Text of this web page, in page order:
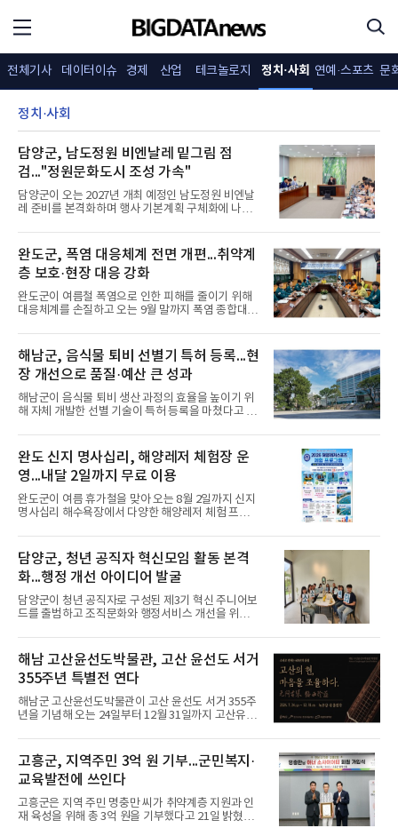
전체기사 데이터이슈 경제 산업 테크놀로지 정치·사회 연예·스포츠 문
정치·사회
담양군, 남도정원 비엔날레 밑그림 점
검..."정원문화도시 조성 가속"
담양군이 오는 2027년 개최 예정인 남도정원 비엔날
레 준비를 본격화하며 행사 기본계획 구체화에 나섰
수립 용역 중간보고회를 열고 행사 콘셉트와 공간 구
성, 주요 프로그램, 연계사업 추진 방향 등을 논의했
다. 보고회에는 박종원 군수를 비롯해 관계 공무원과
자문위원 등이 참석해 추진 전략을 점검했다.비엔날
레는 2027년 10월 죽녹원 일원에서 열릴 예정이며,
담양의 전통정원과 생태자원을 문화·관광 콘텐츠로
확장하는 데 초점을 맞춘다. 행사장은 죽녹원을 중심
정원의 가치와
완도군, 폭염 대응체계 전면 개편...취약계
층 보호·현장 대응 강화
완도군이 여름철 폭염으로 인한 피해를 줄이기 위해
대응체계를 손질하고 오는 9월 말까지 폭염 종합대책
체계를 기존보다 세분화해 주의보·경보·중대경보의 3
단계로 운영한다. 중대경보 발령 시에는 종합상황본
부를 운영하고 현장 상황관리관을 투입하는 등 대응
수준을 높인다. 또한 야간 무더위에 대비한 '열대야 주
의보'를 새롭게 도입해 24시간 상황 관리에 나선다.취
약계층 보호 대책도 강화한다. 장애인과 영유아, 고위
험 환자 등 대상별 안전관리를 추진하고 농업인과 이
농·수
해남군, 음식물 퇴비 선별기 특허 등록...현
장 개선으로 품질·예산 큰 성과
해남군이 음식물 퇴비 생산 과정의 효율을 높이기 위
해 자체 개발한 선별 기술이 특허 등록을 마쳤다고 22
된 설비는 퇴비 품질 향상은 물론 유지관리 비용 절감
에도 성과를 내고 있다.특허 등록된 기술은 진동과 진
공 흡입 방식을 활용해 퇴비에 남아 있는 비닐 등 이물
질을 효과적으로 제거하는 장치다. 특허권은 해남군
이 보유하며, 환경시설에서 근무하는 김근선 환경미
화원과 홍순근 공업직, 고녕완 환경직 직원이 발명자
로 참여했다.생활자원처리시설에서는 음식물류 폐기
도입한 이후
완도 신지 명사십리, 해양레저 체험장 운
영...내달 2일까지 무료 이용
완도군이 여름 휴가철을 맞아 오는 8월 2일까지 신지
명사십리 해수욕장에서 다양한 해양레저 체험 프로그
프팅과 카약, 서프보드, 딩기요트 등 무동력 레저를
비롯해 세일링·크루즈 요트까지 마련됐다. 요트는 목
요일부터 일요일까지 운영되며, 서프보드는 경험자
만 참여할 수 있다.참여 신청은 당일 현장에서 선착순
으로 접수하며, 이용객은 안전교육을 받은 뒤 구명조
끼를 착용해야 한다.이번 프로그램은 국제 친환경 인
증인 블루 플래그를 9년 연속 획득한 신지 명사십리의
담양군, 청년 공직자 혁신모임 활동 본격
화...행정 개선 아이디어 발굴
담양군이 청년 공직자로 구성된 제3기 혁신 주니어보
드를 출범하고 조직문화와 행정서비스 개선을 위한
회를 열어 업무 과정에서 발생하는 불편과 주민이 체
감하는 행정서비스 개선 방안을 논의했다. 참석자들
은 부서 간 협업, 민원 응대, 업무환경 개선 등 실질적
인 변화가 필요한 과제를 중심으로 의견을 공유했다.
올해 주니어보드는 '소확신(소소하지만 확실한 혁
신)'을 활동 목표로 정하고 일상 속 작은 문제를 발굴
해 개선하는 데 집중할 계획이다.담양군 관계자는 “청
해남 고산윤선도박물관, 고산 윤선도 서거
355주년 특별전 연다
해남군 고산윤선도박물관이 고산 윤선도 서거 355주
년을 기념해 오는 24일부터 12월 31일까지 고산유적
다’를 연다고 21일 밝혔다.이번 전시는 해남군과 녹우
당 문화예술재단, 국립한국문학관이 공동으로 마련
했으며, 녹우당에 전해 내려오는 거문고 ‘고산유금’과
‘아양’ 관련 유물, 음악 고문헌 등을 통해 해남윤씨 종
가의 음악 문화를 소개한다.전시는 선비의 음악관, 녹
우당 음악 기록, 악기 유물의 역사, 복원 악기 등으로
구성됐으며, 고문헌과 악보, 복원품을 함께 전시해 조
고흥군, 지역주민 3억 원 기부...군민복지·
교육발전에 쓰인다
고흥군은 지역 주민 명충만 씨가 취약계층 지원과 인
재 육성을 위해 총 3억 원을 기부했다고 21일 밝혔다.